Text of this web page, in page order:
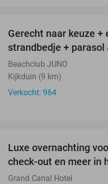
Gerecht naar keuze +
strandbedje +
Beachclub JUNO
Kijkduin (9 km)
Verkocht: 964
Luxe overnachting
check-out en meer in
Grand Canal Hotel